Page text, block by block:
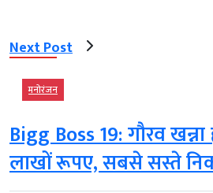
Next Post
मनोरंजन
Bigg Boss 19: गौरव
लाखों रूपए, सबसे सस्ते